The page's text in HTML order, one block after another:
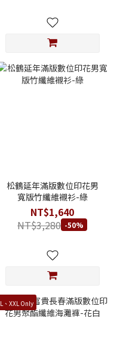
松鶴延年滿版數位印花男
寬版竹纖維襯衫-綠
NT$1,640
NT$3,280 -50%
L、XXL Only